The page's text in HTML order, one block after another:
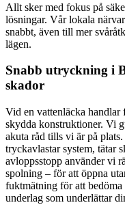
Allt sker med fokus på
lösningar. Vår lokala
snabbt, även till mer
lägen.
Snabb utryckning i
skador
Vid en vattenläcka handlar
skydda konstruktioner. Vi
akuta råd tills vi är på
tryckavlastar system, tätar
avloppsstopp använder vi
spolning – för att öppna
fuktmätning för att
underlag som underlättar